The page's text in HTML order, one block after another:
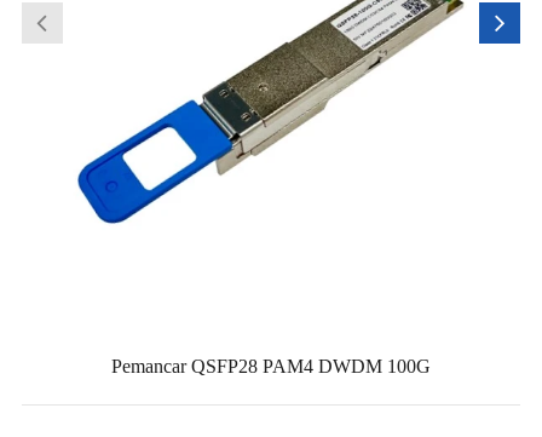
Pemancar QSFP28 PAM4 DWDM 100G